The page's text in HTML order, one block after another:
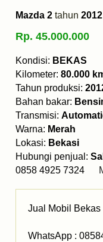
Mazda 2 tahun 2012
Rp. 45.000.000
Kondisi: BEKAS
Kilometer: 80.000
Tahun produksi:
Bahan bakar:
Transmisi:
Warna: Merah
Lokasi: Bekasi
Hubungi penjual:
0858 4925 7324
Jual Mobil
WhatsApp :